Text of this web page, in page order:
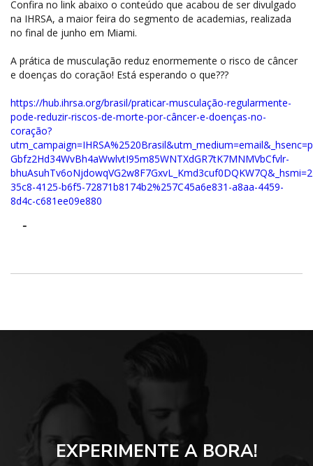
Confira no link abaixo o conteúdo que acabou de ser divulgado
na IHRSA, a maior feira do segmento de academias, realizada
no final de junho em Miami.
A prática de musculação reduz enormemente o risco de câncer
e doenças do coração! Está esperando o que???
https://hub.ihrsa.org/brasil/praticar-musculação-regularmente-
pode-reduzir-riscos-de-morte-por-câncer-e-doenças-no-
coração?
Gbfz2Hd34WvBh4aWwlvtI95m85WNTXdGR7tK7MNMVbCfvlr-
35c8-4125-b6f5-72871b8174b2%257C45a6e831-a8aa-4459-
8d4c-c681ee09e880
-
EXPERIMENTE A BORA!